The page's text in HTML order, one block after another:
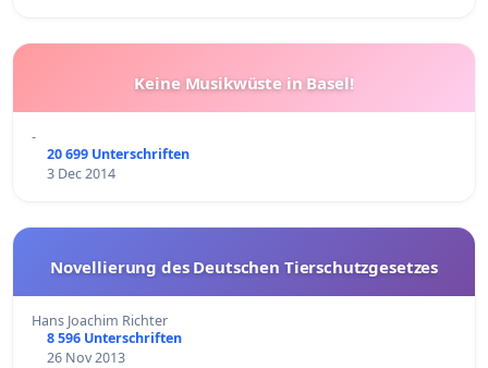
Keine Musikwüste in Basel!
-
20 699 Unterschriften
3 Dec 2014
Novellierung des Deutschen Tierschutzgesetzes
Hans Joachim Richter
8 596 Unterschriften
26 Nov 2013